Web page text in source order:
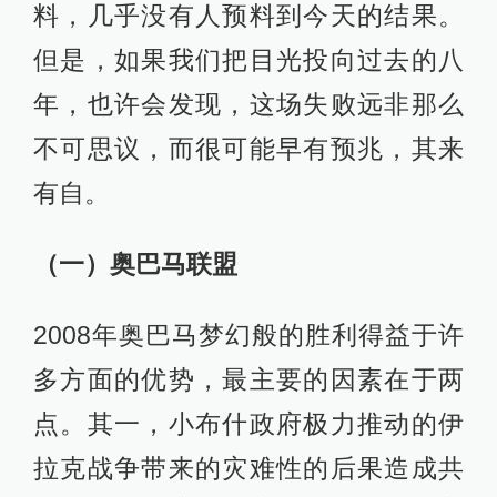
料，几乎没有人预料到今天的结果。
但是，如果我们把目光投向过去的八
年，也许会发现，这场失败远非那么
不可思议，而很可能早有预兆，其来
有自。
（一）奥巴马联盟
2008年奥巴马梦幻般的胜利得益于许
多方面的优势，最主要的因素在于两
点。其一，小布什政府极力推动的伊
拉克战争带来的灾难性的后果造成共